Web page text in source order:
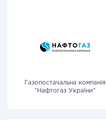
Газопостачальна компанія
"Нафтогаз України"